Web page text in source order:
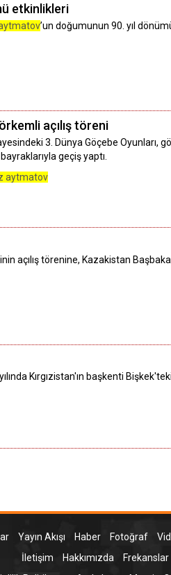
etkinlikleri
’un doğumunun 90. yıl
açılış töreni
3. Dünya Göçebe Oyunları,
geçiş yaptı.
aytmatov
açılış törenine, Kazakistan
Kırgızistan'ın başkenti
Yayın Akışı Haber Fotoğraf
İletişim
Hakkımızda Frekanslar